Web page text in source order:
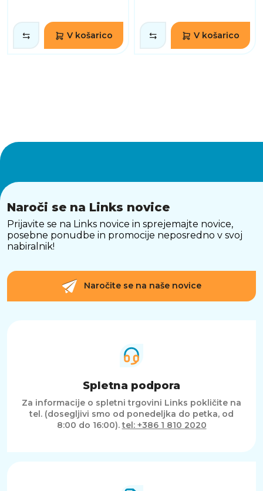
V košarico V košarico
Naroči se na Links novice
Prijavite se na Links novice in sprejemajte novice,
posebne ponudbe in promocije neposredno v svoj
nabiralnik!
Naročite se na naše novice
Spletna podpora
Za informacije o spletni trgovini Links pokličite na
tel. (dosegljivi smo od ponedeljka do petka, od
8:00 do 16:00).tel: +386 1 810 2020